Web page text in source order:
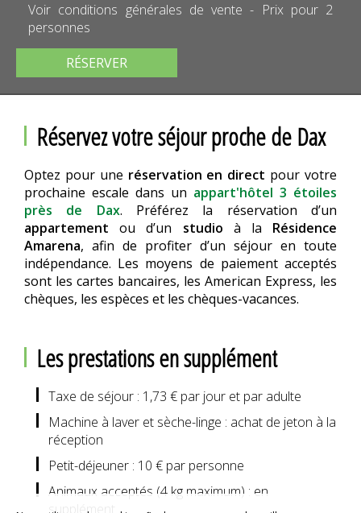
Voir conditions générales de vente - Prix pour 2
personnes
RÉSERVER
Réservez votre séjour proche de Dax
Optez pour une réservation en direct pour votre
prochaine escale dans un appart'hôtel 3 étoiles
près de Dax. Préférez la réservation d’un
appartement ou d’un studio à la Résidence
Amarena, afin de profiter d’un séjour en toute
indépendance. Les moyens de paiement acceptés
sont les cartes bancaires, les American Express, les
chèques, les espèces et les chèques-vacances.
Les prestations en supplément
Taxe de séjour : 1,73 € par jour et par adulte
Machine à laver et sèche-linge : achat de jeton à la
réception
Petit-déjeuner : 10 € par personne
Animaux acceptés (4 kg maximum) : en
supplément